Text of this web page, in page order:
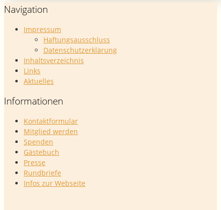
Navigation
Impressum
Haftungsausschluss
Datenschutzerklärung
Inhaltsverzeichnis
Links
Aktuelles
Informationen
Kontaktformular
Mitglied werden
Spenden
Gästebuch
Presse
Rundbriefe
Infos zur Webseite